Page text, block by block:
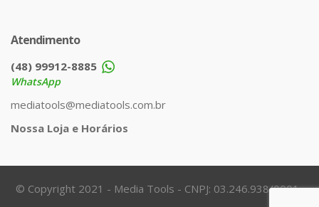
Atendimento
(48) 99912-8885
WhatsApp
mediatools@mediatools.com.br
Nossa Loja e Horários
© Copyright 2021 - Media Tools - CNPJ: 03.246.938/0001-